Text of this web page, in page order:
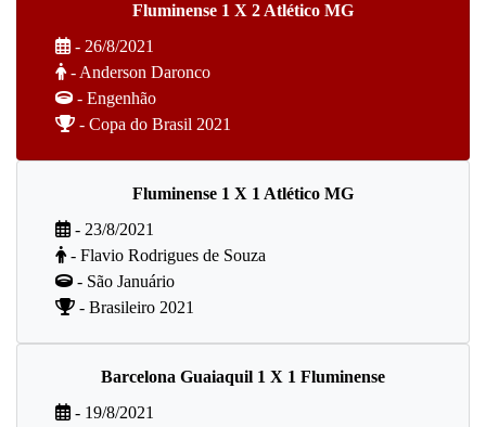
Fluminense 1 X 2 Atlético MG
- 26/8/2021
- Anderson Daronco
- Engenhão
- Copa do Brasil 2021
Fluminense 1 X 1 Atlético MG
- 23/8/2021
- Flavio Rodrigues de Souza
- São Januário
- Brasileiro 2021
Barcelona Guaiaquil 1 X 1 Fluminense
- 19/8/2021